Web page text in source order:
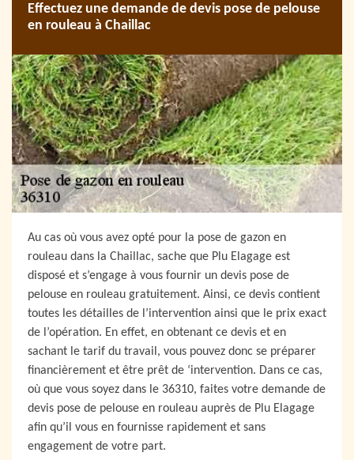
Effectuez une demande de devis pose de pelouse
en rouleau à Chaillac
Au cas où vous avez opté pour la pose de gazon en
rouleau dans la Chaillac, sache que Plu Elagage est
disposé et s’engage à vous fournir un devis pose de
pelouse en rouleau gratuitement. Ainsi, ce devis contient
toutes les détailles de l’intervention ainsi que le prix exact
de l’opération. En effet, en obtenant ce devis et en
sachant le tarif du travail, vous pouvez donc se préparer
financièrement et être prêt de ‘intervention. Dans ce cas,
où que vous soyez dans le 36310, faites votre demande de
devis pose de pelouse en rouleau auprès de Plu Elagage
afin qu’il vous en fournisse rapidement et sans
engagement de votre part.